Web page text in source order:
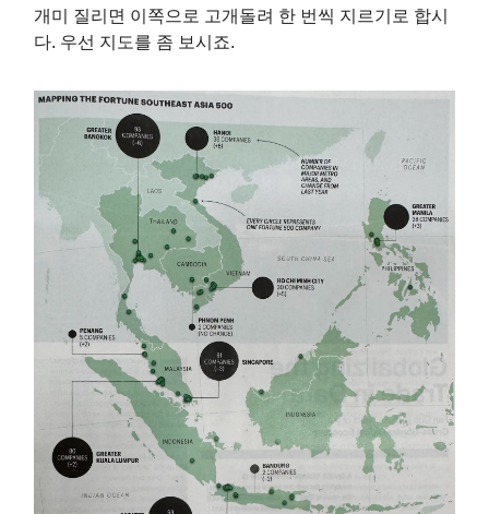
개미 질리면 이쪽으로 고개돌려 한 번씩 지르기로 합시
다. 우선 지도를 좀 보시죠.